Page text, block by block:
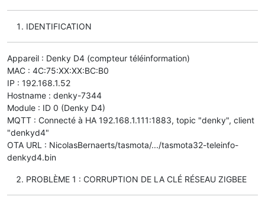
IDENTIFICATION
Appareil : Denky D4 (compteur téléinformation)
MAC : 4C:75:XX:XX:BC:B0
IP : 192.168.1.52
Hostname : denky-7344
Module : ID 0 (Denky D4)
MQTT : Connecté à HA 192.168.1.111:1883, topic "denky", client
"denkyd4"
OTA URL : NicolasBernaerts/tasmota/.../tasmota32-teleinfo-
denkyd4.bin
PROBLÈME 1 : CORRUPTION DE LA CLÉ RÉSEAU ZIGBEE